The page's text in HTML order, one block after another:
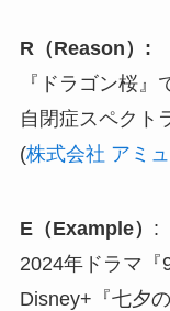
R（Reason）:
『ドラゴン桜
自閉症スペクト
(株式会社 アミ
E（Example） :
2024年ドラマ『
Disney+『七夕